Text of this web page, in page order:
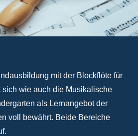
mit der Blockflöte für
wie auch die Musikalische
als Lernangebot der
voll bewährt. Beide Bereiche